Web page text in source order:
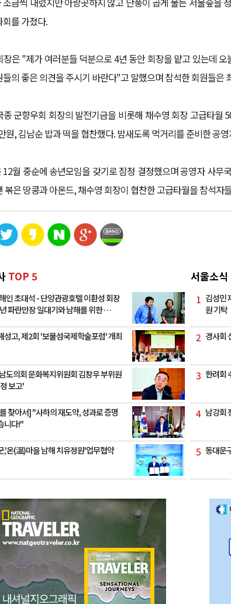
회를 가졌다.
장은 "제가 여러분들 덕분으로 4년 동안 회장을 맡고 있는데
들의 좋은 의견을 주시기 바란다"고 말했으며 참석한 회원들은
종 군향우회 회장의 발전기금을 비롯해 채수영 회장 고급타월
원, 김남순 밥과 떡을 협찬했다. 밤새도록 먹거리를 준비한 공
12월 중순에 송년모임을 갖기로 잠정 결정했으며 공영자 사무
볶은 땅콩과 아몬드, 채수영 회장이 협찬한 고급타월을 참석자
TOP 5
인 초대석 - 단양관광호텔 이환성 회장
파란만장 일대기와 남해를 위한 …
성고, 제2회 '보물섬국제학술포럼' 개최
도의회 문화복지위원회 김창우 부위원
보고'
찾아서] "사하의 재도약, 성과로 증명
니다!"
,'온(溫)마을 남해 치유정원'업무협약
서울소
1 김성민
원 기탁
2 경사회
3 한려회
4 남강회
5 동대문